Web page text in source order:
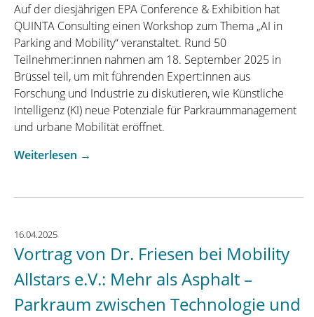
Auf der diesjährigen EPA Conference & Exhibition hat
QUINTA Consulting einen Workshop zum Thema „AI in
Parking and Mobility“ veranstaltet. Rund 50
Teilnehmer:innen nahmen am 18. September 2025 in
Brüssel teil, um mit führenden Expert:innen aus
Forschung und Industrie zu diskutieren, wie Künstliche
Intelligenz (KI) neue Potenziale für Parkraummanagement
und urbane Mobilität eröffnet.
Weiterlesen „QUINTA
Parking
and
Mobility“
auf
→
16.04.2025
Vortrag von Dr. Friesen bei Mobility
Allstars e.V.: Mehr als Asphalt –
Parkraum zwischen Technologie und